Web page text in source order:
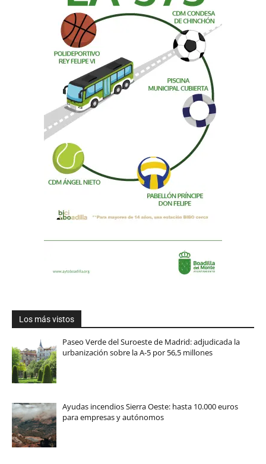
Los más vistos
Paseo Verde del Suroeste de Madrid: adjudicada la
urbanización sobre la A-5 por 56,5 millones
Ayudas incendios Sierra Oeste: hasta 10.000 euros
para empresas y autónomos